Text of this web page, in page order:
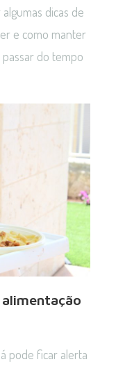
dicas de
e como manter
do tempo
pode ficar alerta